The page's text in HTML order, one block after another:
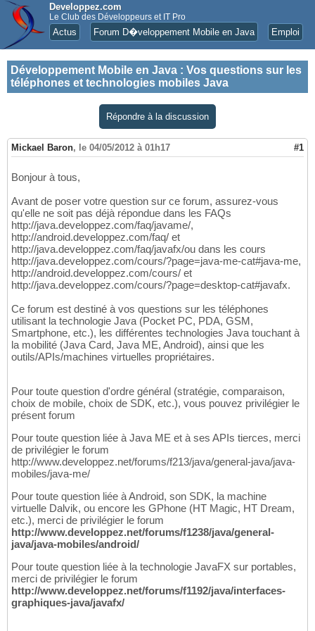
Developpez.com
Le Club des Développeurs et IT Pro
Actus Forum D�veloppement Mobile en Java Emploi
Développement Mobile en Java : Vos questions sur les
téléphones et technologies mobiles Java
Répondre à la discussion
Mickael Baron, le 04/05/2012 à 01h17 #1
Bonjour à tous,
Avant de poser votre question sur ce forum, assurez-vous
qu'elle ne soit pas déjà répondue dans les FAQs
http://java.developpez.com/faq/javame/,
http://android.developpez.com/faq/ et
http://java.developpez.com/faq/javafx/ou dans les cours
http://java.developpez.com/cours/?page=java-me-cat#java-me,
http://android.developpez.com/cours/ et
http://java.developpez.com/cours/?page=desktop-cat#javafx.
Ce forum est destiné à vos questions sur les téléphones
utilisant la technologie Java (Pocket PC, PDA, GSM,
Smartphone, etc.), les différentes technologies Java touchant à
la mobilité (Java Card, Java ME, Android), ainsi que les
outils/APIs/machines virtuelles propriétaires.
Pour toute question d'ordre général (stratégie, comparaison,
choix de mobile, choix de SDK, etc.), vous pouvez privilégier le
présent forum
Pour toute question liée à Java ME et à ses APIs tierces, merci
de privilégier le forum
http://www.developpez.net/forums/f213/java/general-java/java-
mobiles/java-me/
Pour toute question liée à Android, son SDK, la machine
virtuelle Dalvik, ou encore les GPhone (HT Magic, HT Dream,
etc.), merci de privilégier le forum
http://www.developpez.net/forums/f1238/java/general-
java/java-mobiles/android/
Pour toute question liée à la technologie JavaFX sur portables,
merci de privilégier le forum
http://www.developpez.net/forums/f1192/java/interfaces-
graphiques-java/javafx/